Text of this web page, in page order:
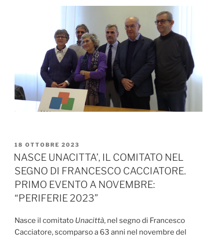
PUBBLICATO
IL
18 OTTOBRE 2023
NASCE UNACITTA’, IL COMITATO NEL
SEGNO DI FRANCESCO CACCIATORE.
PRIMO EVENTO A NOVEMBRE:
“PERIFERIE 2023”
Nasce il comitato Unacittà, nel segno di Francesco
Cacciatore, scomparso a 63 anni nel novembre del